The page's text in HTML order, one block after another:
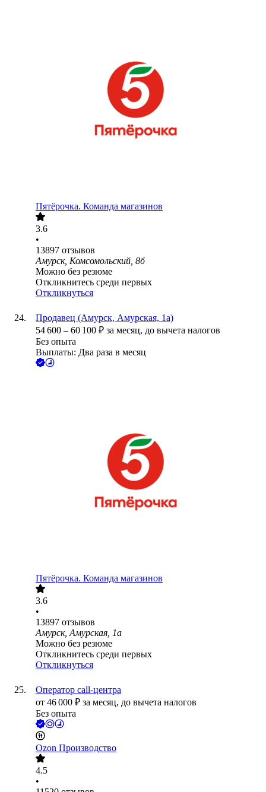
Пятёрочка. Команда магазинов
3.6
•
13897 отзывов
Амурск, Комсомольский, 8б
Можно без резюме
Откликнитесь среди первых
Откликнуться
Продавец (Амурск, Амурская, 1а)
54 600 – 60 100 ₽ за месяц, до вычета налогов
Без опыта
Выплаты: Два раза в месяц
Пятёрочка. Команда магазинов
3.6
•
13897 отзывов
Амурск, Амурская, 1а
Можно без резюме
Откликнитесь среди первых
Откликнуться
Оператор call-центра
от 46 000 ₽ за месяц, до вычета налогов
Без опыта
Ozon Производство
4.5
•